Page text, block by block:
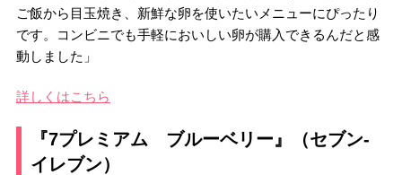
ご飯から目玉焼き、新鮮な卵を使いたいメニューにぴったり
です。コンビニでも手軽においしい卵が購入できるんだと感
動しました」
詳しくはこちら
『7プレミアム ブルーベリー』（セブン-
イレブン）